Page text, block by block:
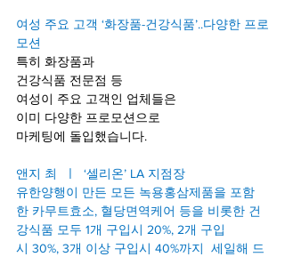
여성 주요 고객 ‘화장품-건강식품’..다양한 프로
모션
특히 화장품과
건강식품 전문점 등
여성이 주요 고객인 업체들은
이미 다양한 프로모션으로
마케팅에 돌입했습니다.
앤지 최  ㅣ  ‘셀리온’ LA 지점장
유한양행이 만든 모든 녹용홍삼제품을 포함
한 카무트효소, 혈당면역케어 등을 비롯한 건
강식품 모두 1개 구입시 20%, 2개 구입
시 30%, 3개 이상 구입시 40%까지  세일해 드